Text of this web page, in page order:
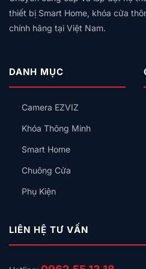
Khả năng tích hợp:Kết nối
thông minh, tạo kịch bản.
THÔNG SỐ
Model
ZiTech Pro
Nguồn cấp
220V AC
Output Anti‑tilt
5V (đơn
Output Còi hú
5V (đơn
Output Cảm biến
5V (đơn
No)
Kết nối
WiFi 2.4G,
Ứng dụng điều
thiết bị Smart Home, khóa cửa
chính hãng tại Việt Nam.
DANH MỤC
Camera EZVIZ
Khóa Thông Minh
Smart Home
Chuông Cửa
Phụ Kiện
LIÊN HỆ TƯ VẤN